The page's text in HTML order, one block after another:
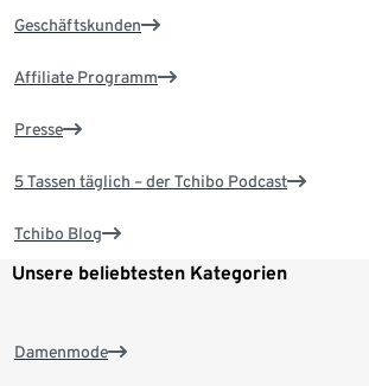
Geschäftskunden
Affiliate Programm
Presse
5 Tassen täglich – der Tchibo Podcast
Tchibo Blog
Unsere beliebtesten Kategorien
Damenmode